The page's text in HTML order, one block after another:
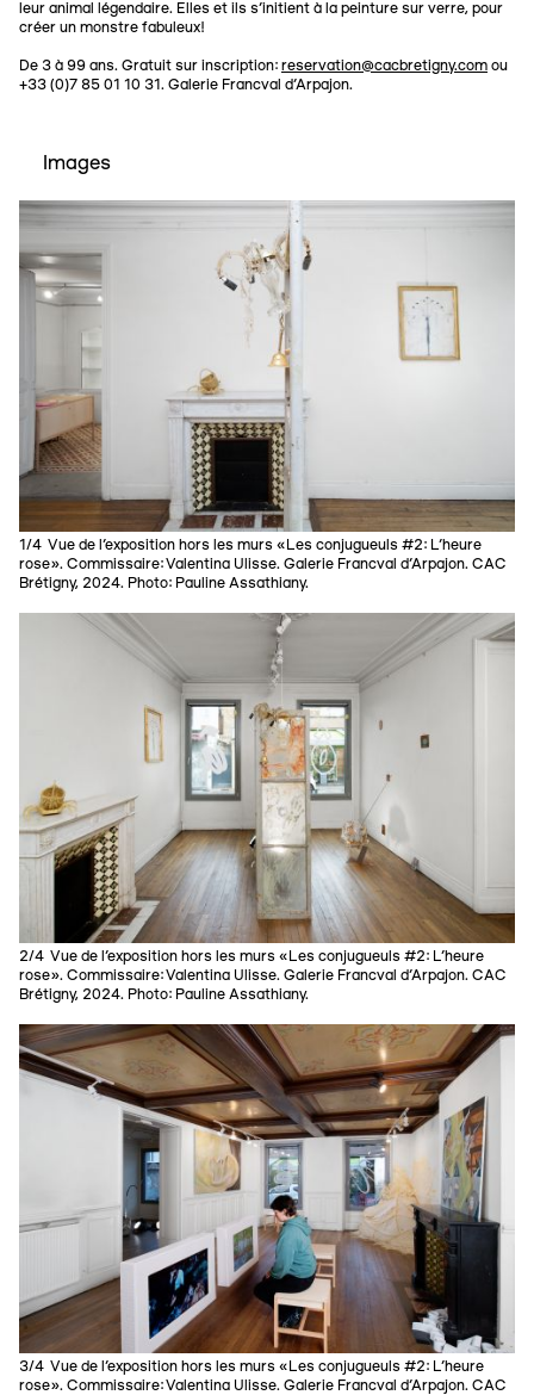
leur animal légendaire. Elles et ils s’initient à la peinture sur verre, pour
créer un monstre fabuleux!
De 3 à 99 ans. Gratuit sur inscription: reservation@cacbretigny.com ou
+33 (0)7 85 01 10 31. Galerie Francval d'Arpajon.
Images
1/4 Vue de l’exposition hors les murs «Les conjugueuls #2: L'heure
rose». Commissaire: Valentina Ulisse. Galerie Francval d’Arpajon. CAC
Brétigny, 2024. Photo: Pauline Assathiany.
2/4 Vue de l’exposition hors les murs «Les conjugueuls #2: L'heure
rose». Commissaire: Valentina Ulisse. Galerie Francval d’Arpajon. CAC
Brétigny, 2024. Photo: Pauline Assathiany.
3/4 Vue de l’exposition hors les murs «Les conjugueuls #2: L'heure
rose». Commissaire: Valentina Ulisse. Galerie Francval d’Arpajon. CAC